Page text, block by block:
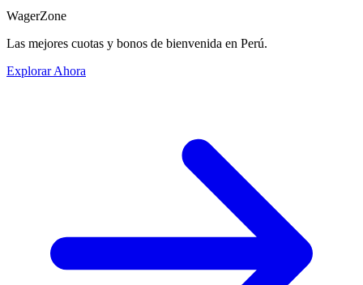
WagerZone
Las mejores cuotas y bonos de bienvenida en Perú.
Explorar Ahora